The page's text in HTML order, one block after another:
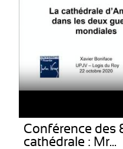
Conférence des
cathédrale : Mr...